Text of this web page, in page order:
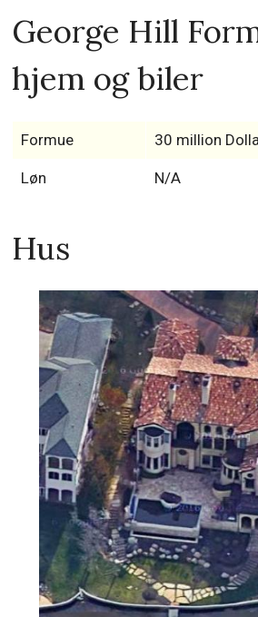
George Hill
hjem og biler
Formue 30 million
Løn N/A
Hus